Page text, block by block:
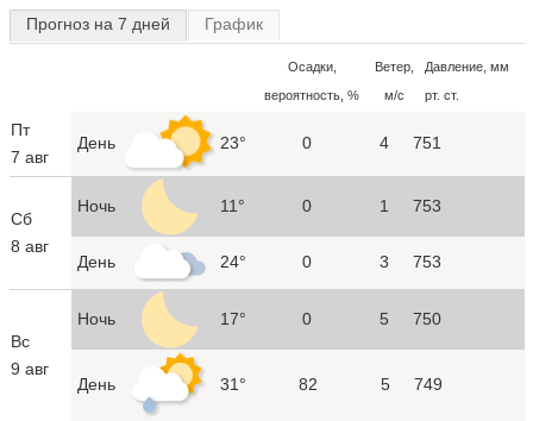
Прогноз на 7 дней График
Осадки,
вероятность, %
Ветер,
м/с
Давление, мм
рт. ст.
Пт
7 авг
День 23° 0 4 751
Сб
8 авг
Ночь 11° 0 1 753
День 24° 0 3 753
Вс
9 авг
Ночь 17° 0 5 750
День 31° 82 5 749